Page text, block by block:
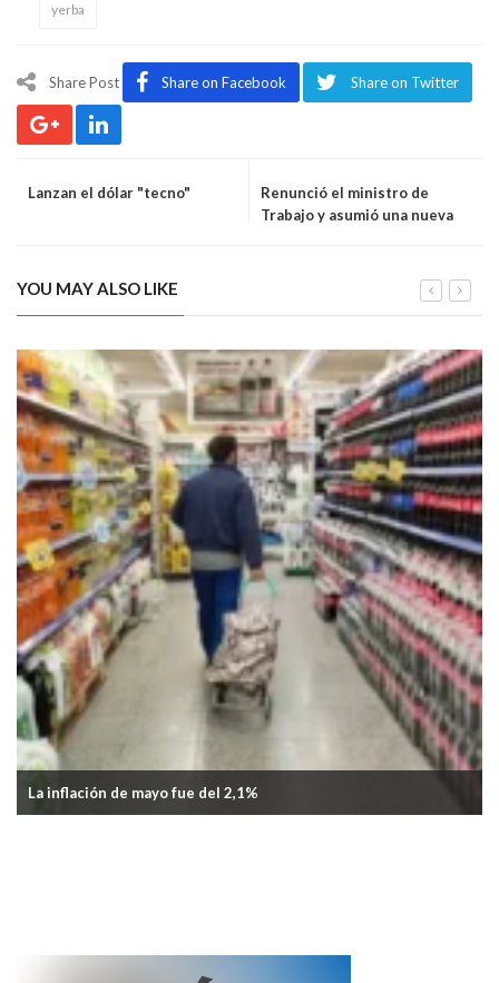
yerba
Share Post Share on Facebook Share on Twitter
Lanzan el dólar "tecno"
Renunció el ministro de
Trabajo y asumió una nueva
YOU MAY ALSO LIKE
Aumentó nuevamente el transporte